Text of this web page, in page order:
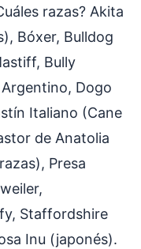
razas? Akita
Bóxer, Bulldog
Bully
Dogo
Italiano (Cane
de Anatolia
Presa
Staffordshire
Inu (japonés).